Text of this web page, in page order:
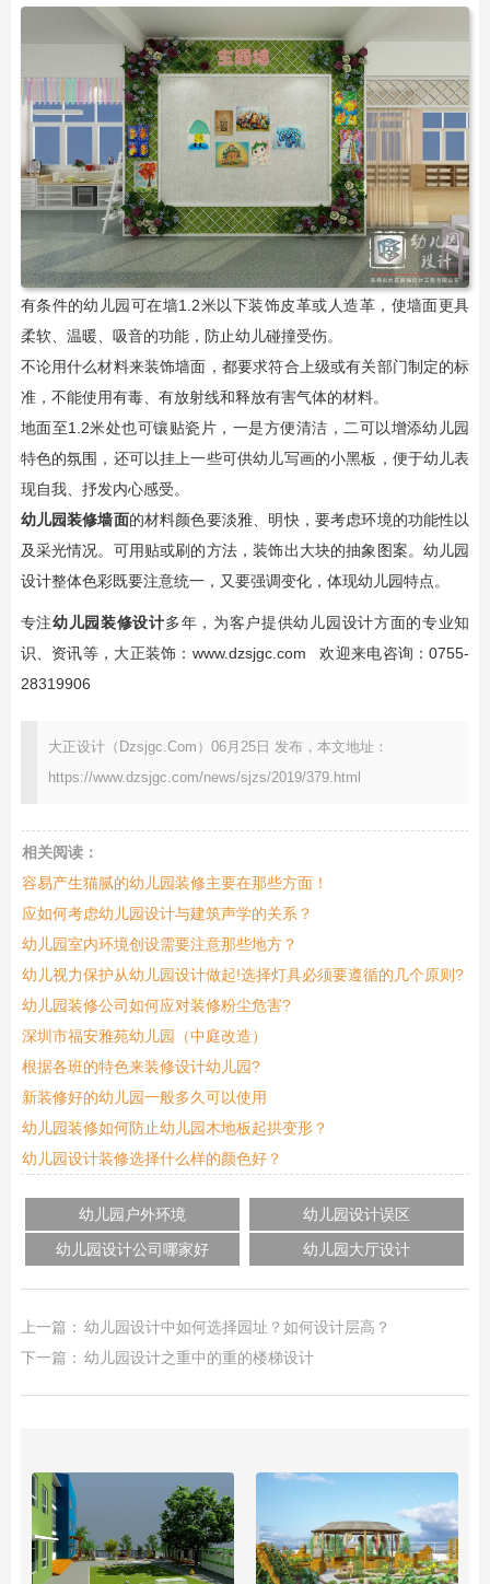
有条件的幼儿园可在墙1.2米以下装饰皮革或人造革，使墙面更具
柔软、温暖、吸音的功能，防止幼儿碰撞受伤。
不论用什么材料来装饰墙面，都要求符合上级或有关部门制定的标
准，不能使用有毒、有放射线和释放有害气体的材料。
地面至1.2米处也可镶贴瓷片，一是方便清洁，二可以增添幼儿园
特色的氛围，还可以挂上一些可供幼儿写画的小黑板，便于幼儿表
现自我、抒发内心感受。
幼儿园装修墙面的材料颜色要淡雅、明快，要考虑环境的功能性以
及采光情况。可用贴或刷的方法，装饰出大块的抽象图案。幼儿园
设计整体色彩既要注意统一，又要强调变化，体现幼儿园特点。
专注幼儿园装修设计多年，为客户提供幼儿园设计方面的专业知
识、资讯等，大正装饰： www.dzsjgc.com 欢迎来电咨询：0755-
28319906
大正设计（Dzsjgc.Com）06月25日 发布，本文地址：
https://www.dzsjgc.com/news/sjzs/2019/379.html
相关阅读：
容易产生猫腻的幼儿园装修主要在那些方面！
应如何考虑幼儿园设计与建筑声学的关系？
幼儿园室内环境创设需要注意那些地方？
幼儿视力保护从幼儿园设计做起!选择灯具必须要遵循的几个原则?
幼儿园装修公司如何应对装修粉尘危害?
深圳市福安雅苑幼儿园（中庭改造）
根据各班的特色来装修设计幼儿园?
新装修好的幼儿园一般多久可以使用
幼儿园装修如何防止幼儿园木地板起拱变形？
幼儿园设计装修选择什么样的颜色好？
幼儿园户外环境
幼儿园设计误区
幼儿园设计公司哪家好
幼儿园大厅设计
上一篇： 幼儿园设计中如何选择园址？如何设计层高？
下一篇： 幼儿园设计之重中的重的楼梯设计